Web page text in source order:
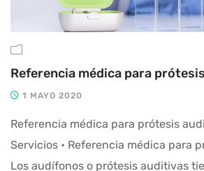
Referencia médica para
1 MAYO 2020
Referencia médica para prótesis
Servicios • Referencia médica para
Los audífonos o prótesis auditivas